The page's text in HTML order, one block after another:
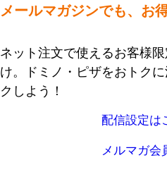
メールマガジンでも、お
ネット注文で使えるお客様
け。ドミノ・ピザをおトク
クしよう！
配信設定は
メルマガ会